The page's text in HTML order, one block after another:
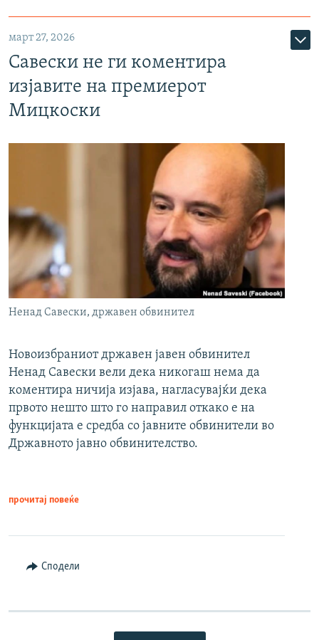
март 27, 2026
Савески не ги коментира
изјавите на премиерот
Мицкоски
Ненад Савески, државен обвинител
Новоизбраниот државен јавен обвинител
Ненад Савески вели дека никогаш нема да
коментира ничија изјава, нагласувајќи дека
првото нешто што го направил откако е на
функцијата е средба со јавните обвинители во
Државното јавно обвинителство.
прочитај повеќе
Сподели